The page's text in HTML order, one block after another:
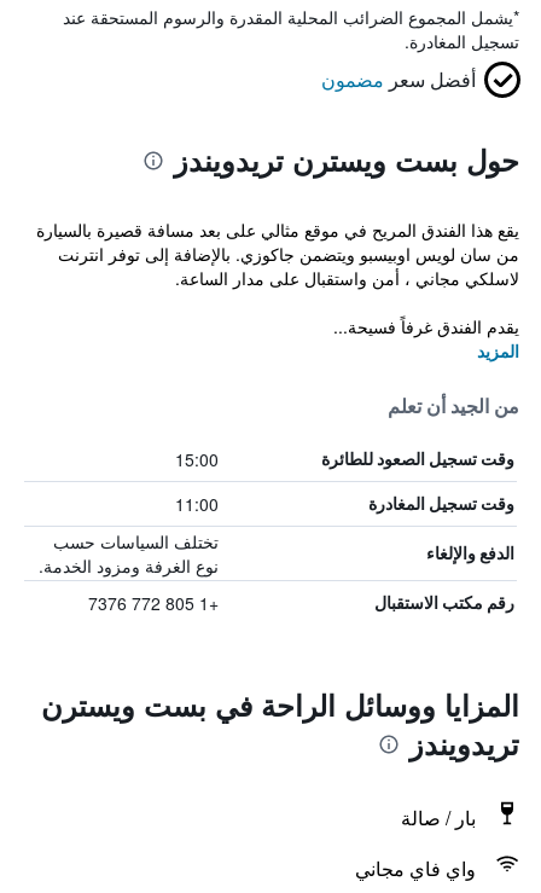
*يشمل المجموع الضرائب المحلية المقدرة والرسوم المستحقة عند
تسجيل المغادرة.
أفضل سعر مضمون
حول بست ويسترن تريدويندز
يقع هذا الفندق المريح في موقع مثالي على بعد مسافة قصيرة بالسيارة
من سان لويس اوبيسبو ويتضمن جاكوزي. بالإضافة إلى توفر انترنت
لاسلكي مجاني ، أمن واستقبال على مدار الساعة.
يقدم الفندق غرفاً فسيحة...
المزيد
من الجيد أن تعلم
وقت تسجيل الصعود للطائرة 15:00
وقت تسجيل المغادرة 11:00
الدفع والإلغاء
تختلف السياسات حسب
نوع الغرفة ومزود الخدمة.
رقم مكتب الاستقبال +1 805 772 7376
المزايا ووسائل الراحة في بست ويسترن
تريدويندز
بار / صالة
واي فاي مجاني